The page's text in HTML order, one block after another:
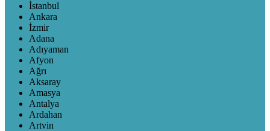
İstanbul
Ankara
İzmir
Adana
Adıyaman
Afyon
Ağrı
Aksaray
Amasya
Antalya
Ardahan
Artvin